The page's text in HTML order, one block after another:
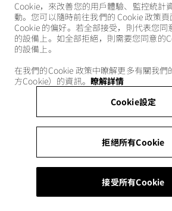
Cookie，來改善您的用戶體驗、監控統計
動。您可以隨時前往我們的 Cookie 政策
Cookie 的偏好。若全部接受，則代表您同
的設備上。如全部拒絕，則需要您同意的
的設備上。
在我們的Cookie 政策中瞭解更多有關我們
方Cookie）的資訊。 瞭解詳情
Cookie設定
拒絕所有Cookie
接受所有Cookie